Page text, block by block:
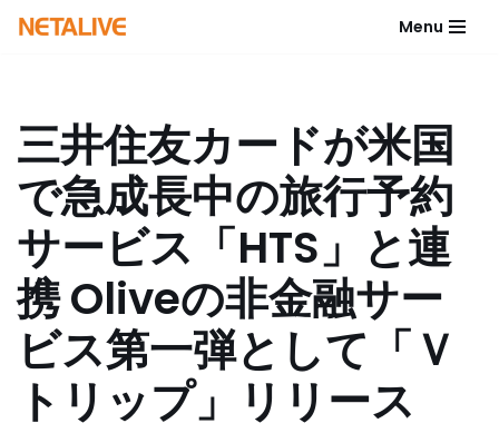
ン
ツ
へ
キ
ッ
プ
Menu
三井住友カードが米国
で急成長中の旅行予約
サービス「HTS」と連
携 Oliveの非金融サー
ビス第一弾として「Ｖ
トリップ」リリース